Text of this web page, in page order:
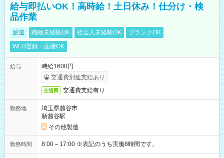
給与即払いOK！高時給！土日休み！仕分け・検
品作業
派遣 職種未経験OK 社会人未経験OK
ブランクOK
WEB登録・面接OK
給与
時給1600円
交通費別途支給あり
交通費 交通費支給有り
勤務地
埼玉県越谷市
新越谷駅
その他製造
勤務時間 8:00～17:00 ※表記のうち実働8時間です。